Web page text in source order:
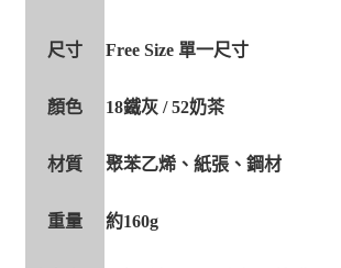
尺寸 Free Size 單一尺寸
顏色 18鐵灰 / 52奶茶
材質 聚苯乙烯、紙張、鋼材
重量 約160g